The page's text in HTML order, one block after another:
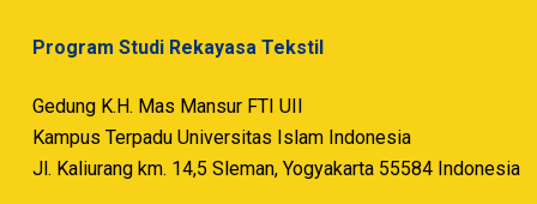
Program Studi Rekayasa Tekstil
Gedung K.H. Mas Mansur FTI UII
Kampus Terpadu Universitas Islam Indonesia
Jl. Kaliurang km. 14,5 Sleman, Yogyakarta 55584 Indonesia